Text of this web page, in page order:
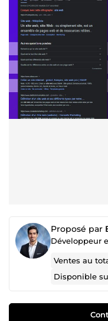
Proposé par
Ventes au
Disponible